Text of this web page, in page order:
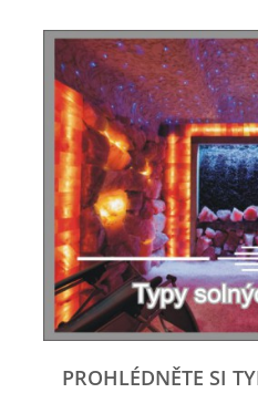
PROHLÉDNĚTE SI